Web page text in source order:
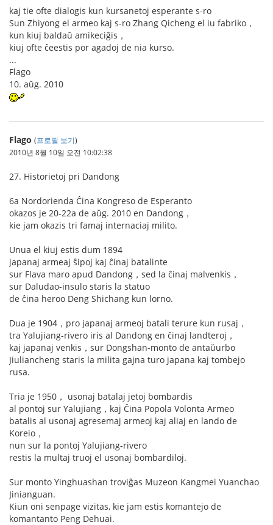
kaj tie ofte dialogis kun kursanetoj esperante s-ro
Sun Zhiyong el armeo kaj s-ro Zhang Qicheng el iu fabriko，
kun kiuj baldaŭ amikeciĝis，
kiuj ofte ĉeestis por agadoj de nia kurso.
...
Flago
10. aŭg. 2010
Flago (프로필 보기)
2010년 8월 10일 오전 10:02:38
27. Historietoj pri Dandong
6a Nordorienda Ĉina Kongreso de Esperanto
okazos je 20-22a de aŭg. 2010 en Dandong，
kie jam okazis tri famaj internaciaj milito.
Unua el kiuj estis dum 1894
japanaj armeaj ŝipoj kaj ĉinaj batalinte
sur Flava maro apud Dandong，sed la ĉinaj malvenkis，
sur Daludao-insulo staris la statuo
de ĉina heroo Deng Shichang kun lorno.
Dua je 1904，pro japanaj armeoj batali terure kun rusaj，
tra Yalujiang-rivero iris al Dandong en ĉinaj landteroj，
kaj japanaj venkis，sur Dongshan-monto de antaŭurbo
Jiuliancheng staris la milita gajna turo japana kaj tombejo
rusa.
Tria je 1950， usonaj batalaj jetoj bombardis
al pontoj sur Yalujiang，kaj Ĉina Popola Volonta Armeo
batalis al usonaj agresemaj armeoj kaj aliaj en lando de
Koreio，
nun sur la pontoj Yalujiang-rivero
restis la multaj truoj el usonaj bombardiloj.
Sur monto Yinghuashan troviĝas Muzeon Kangmei Yuanchao
Jinianguan.
Kiun oni senpage vizitas, kie jam estis komantejo de
komantanto Peng Dehuai.